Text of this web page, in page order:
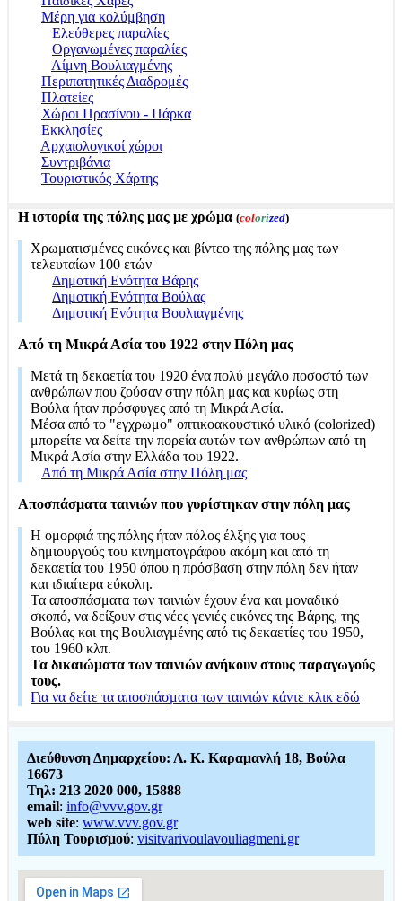
Μέρη για κολύμβηση
Ελεύθερες παραλίες
Οργανωμένες παραλίες
Λίμνη Βουλιαγμένης
Περιπατητικές Διαδρομές
Πλατείες
Χώροι Πρασίνου - Πάρκα
Εκκλησίες
Αρχαιολογικοί χώροι
Συντριβάνια
Τουριστικός Χάρτης
Η ιστορία της πόλης μας με χρώμα (colorized)
Χρωματισμένες εικόνες και βίντεο της πόλης μας των
τελευταίων 100 ετών
Δημοτική Ενότητα Βάρης
Δημοτική Ενότητα Βούλας
Δημοτική Ενότητα Βουλιαγμένης
Από τη Μικρά Ασία του 1922 στην Πόλη μας
Μετά τη δεκαετία του 1920 ένα πολύ μεγάλο ποσοστό των
ανθρώπων που ζούσαν στην πόλη μας και κυρίως στη
Βούλα ήταν πρόσφυγες από τη Μικρά Ασία.
Μέσα από το "εγχρωμο" οπτικοακουστικό υλικό (colorized)
μπορείτε να δείτε την πορεία αυτών των ανθρώπων από τη
Μικρά Ασία στην Ελλάδα του 1922.
Από τη Μικρά Ασία στην Πόλη μας
Αποσπάσματα ταινιών που γυρίστηκαν στην πόλη μας
Η ομορφιά της πόλης ήταν πόλος έλξης για τους
δημιουργούς του κινηματογράφου ακόμη και από τη
δεκαετία του 1950 όπου η πρόσβαση στην πόλη δεν ήταν
και ιδιαίτερα εύκολη.
Τα αποσπάσματα των ταινιών έχουν ένα και μοναδικό
σκοπό, να δείξουν στις νέες γενιές εικόνες της Βάρης, της
Βούλας και της Βουλιαγμένης από τις δεκαετίες του 1950,
του 1960 κλπ.
Τα δικαιώματα των ταινιών ανήκουν στους παραγωγούς
τους.
Για να δείτε τα αποσπάσματα των ταινιών κάντε κλικ εδώ
Διεύθυνση Δημαρχείου: Λ. Κ. Καραμανλή 18, Βούλα
16673
Τηλ: 213 2020 000, 15888
email: info@vvv.gov.gr
web site: www.vvv.gov.gr
Πύλη Τουρισμού: visitvarivoulavouliagmeni.gr